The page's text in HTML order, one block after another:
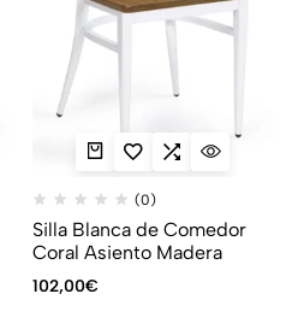
(0)
Silla Blanca de Comedor
Coral Asiento Madera
102,00€